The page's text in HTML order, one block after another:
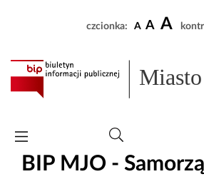
czcionka: A A A
BIP MJO -